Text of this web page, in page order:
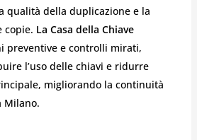
qualità della duplicazione e la
copie. La Casa della Chiave
preventive e controlli mirati,
l’uso delle chiavi e ridurre
migliorando la continuità
Milano.